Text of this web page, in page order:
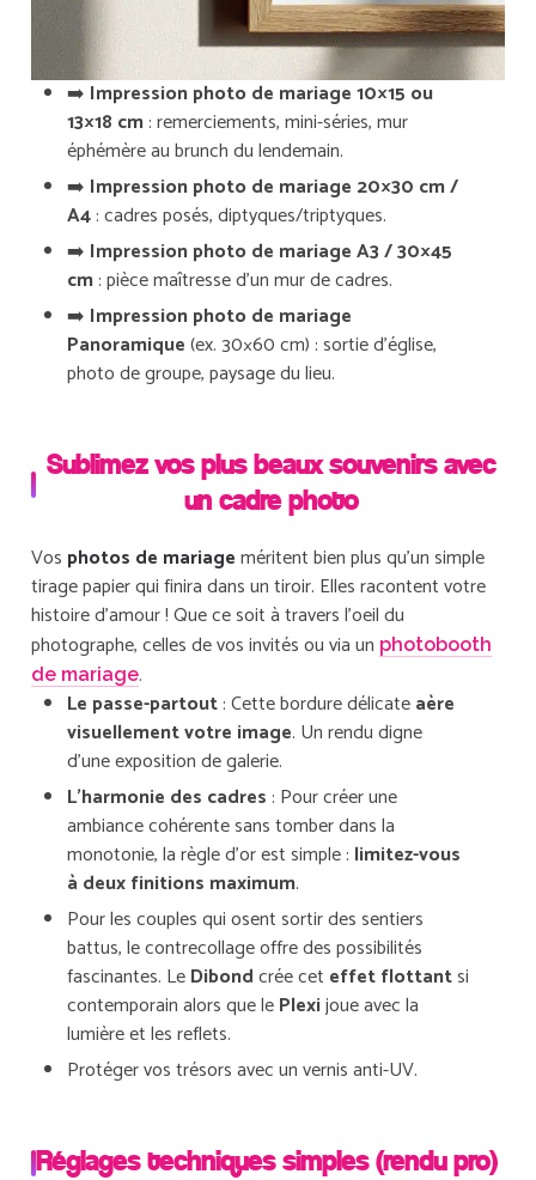
➡️ Impression photo de mariage 10×15 ou
13×18 cm: remerciements, mini-séries, mur
éphémère au brunch du lendemain.
➡️ Impression photo de mariage 20×30 cm /
A4: cadres posés, diptyques/triptyques.
➡️ Impression photo de mariage A3 / 30×45
cm: pièce maîtresse d’un mur de cadres.
➡️ Impression photo de mariage
Panoramique(ex. 30×60 cm) : sortie d’église,
photo de groupe, paysage du lieu.
Sublimez vos plus beaux souvenirs avec
un cadre photo
Vos photos de mariageméritent bien plus qu’un simple
tirage papier qui finira dans un tiroir. Elles racontent votre
histoire d’amour ! Que ce soit à travers l’oeil du
photographe, celles de vos invités ou via un photobooth
de mariage.
Le passe-partout: Cette bordure délicateaère
visuellement votre image. Un rendu digne
d’une exposition de galerie.
L’harmonie des cadres : Pour créer une
ambiance cohérente sans tomber dans la
monotonie, la règle d’or est simple : limitez-vous
à deux finitions maximum.
Pour les couples qui osent sortir des sentiers
battus, le contrecollage offre des possibilités
fascinantes. LeDibondcrée cet effet flottantsi
contemporain alors que lePlexijoue avec la
lumière et les reflets.
Protéger vos trésors avec un vernis anti-UV.
Réglages techniques simples (rendu pro)